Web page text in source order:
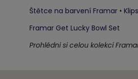
Štětce na barvení Framar •
Framar Get Lucky Bowl Set
Prohlédni si celou kolekci